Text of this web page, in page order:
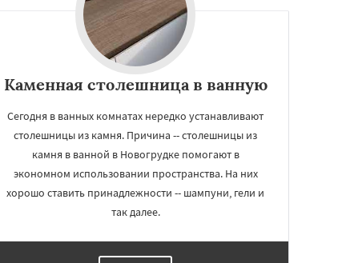
Каменная столешница в ванную
Сегодня в ванных комнатах нередко устанавливают
столешницы из камня. Причина -- столешницы из
камня в ванной в Новогрудке помогают в
экономном использовании пространства. На них
хорошо ставить принадлежности -- шампуни, гели и
так далее.